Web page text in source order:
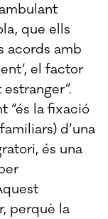
que ells
acords amb
el factor
“és la fixació
d’una
és una
perquè la